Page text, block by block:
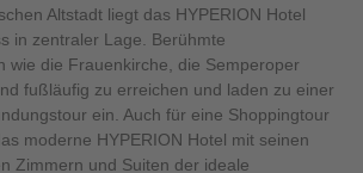
Altstadt liegt das HYPERION Hotel
in zentraler Lage. Berühmte
wie die Frauenkirche, die Semperoper
fußläufig zu erreichen und laden zu einer
ein. Auch für eine Shoppingtour
moderne HYPERION Hotel mit seinen
Zimmern und Suiten der ideale